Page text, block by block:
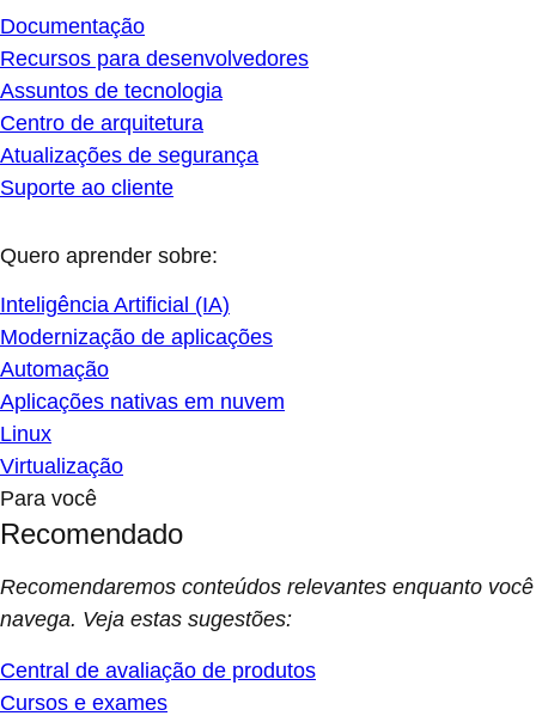
Documentação
Recursos para desenvolvedores
Assuntos de tecnologia
Centro de arquitetura
Atualizações de segurança
Suporte ao cliente
Quero aprender sobre:
Inteligência Artificial (IA)
Modernização de aplicações
Automação
Aplicações nativas em nuvem
Linux
Virtualização
Para você
Recomendado
Recomendaremos conteúdos relevantes enquanto você
navega. Veja estas sugestões:
Central de avaliação de produtos
Cursos e exames